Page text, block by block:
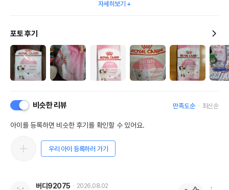
자세히보기
포토 후기
비슷한 리뷰 만족도순 최신순
아이를 등록하면 비슷한 후기를 확인할 수 있어요.
우리 아이 등록하러 가기
버디92075 2026.08.02